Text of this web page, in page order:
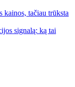
kainos, tačiau trūksta
signalą: ką tai